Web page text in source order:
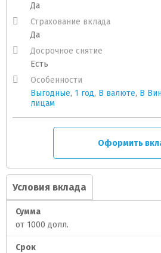
Да
Страхование вклада
Да
Досрочное снятие
Есть
Особенности
Выгодные, 1 год, В валюте, В
лицам
Оформить
Условия вклада
Сумма
от 1000 долл.
Срок